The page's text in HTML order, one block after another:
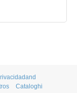
Cataloghi